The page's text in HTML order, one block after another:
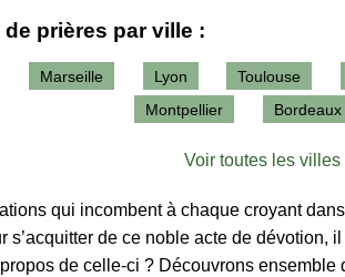
de prières par ville :
Marseille Lyon Toulouse
Montpellier
Bordeaux
Voir toutes les villes
qui incombent à chaque croyant
s’acquitter de ce noble acte de
de celle-ci ? Découvrons ensemble